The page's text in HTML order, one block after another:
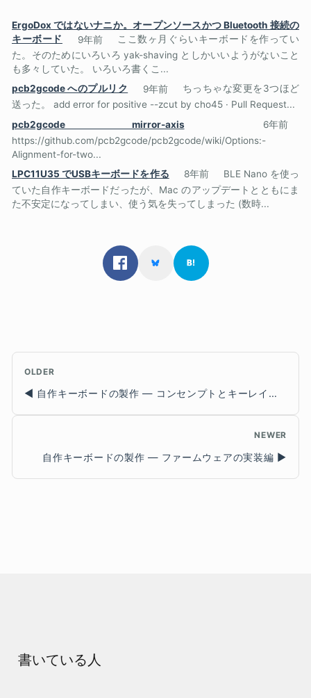
ErgoDox ではないナニか。オープンソースかつ Bluetooth 接続の
キーボード
9年前
ここ数ヶ月ぐらいキーボードを作ってい
た。そのためにいろいろ yak-shaving としかいいようがないこと
も多々していた。 いろいろ書くこ...
pcb2gcode へのプルリク
9年前
ちっちゃな変更を3つほど
送った。 add error for positive --zcut by cho45 · Pull Request...
pcb2gcode mirror-axis
6年前
https://github.com/pcb2gcode/pcb2gcode/wiki/Options:-
Alignment-for-two...
LPC11U35 でUSBキーボードを作る
8年前
BLE Nano を使っ
ていた自作キーボードだったが、Mac のアップデートとともにま
た不安定になってしまい、使う気を失ってしまった (数時...
OLDER
自作キーボードの製作 — コンセンプトとキーレイアウトおよび技術仕様編
NEWER
自作キーボードの製作 — ファームウェアの実装編
書いている人